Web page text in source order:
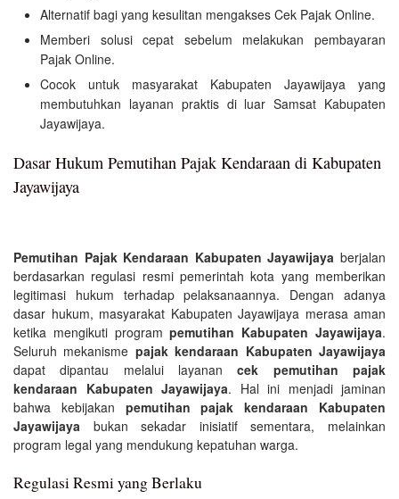
Alternatif bagi yang kesulitan mengakses Cek Pajak Online.
Memberi solusi cepat sebelum melakukan pembayaran
Pajak Online.
Cocok untuk masyarakat Kabupaten Jayawijaya yang
membutuhkan layanan praktis di luar Samsat Kabupaten
Jayawijaya.
Dasar Hukum Pemutihan Pajak Kendaraan di Kabupaten
Jayawijaya
Pemutihan Pajak Kendaraan Kabupaten Jayawijaya berjalan
berdasarkan regulasi resmi pemerintah kota yang memberikan
legitimasi hukum terhadap pelaksanaannya. Dengan adanya
dasar hukum, masyarakat Kabupaten Jayawijaya merasa aman
ketika mengikuti programpemutihan Kabupaten Jayawijaya.
Seluruh mekanisme pajak kendaraan Kabupaten Jayawijaya
dapat dipantau melalui layanancek pemutihan pajak
kendaraan Kabupaten Jayawijaya. Hal ini menjadi jaminan
bahwa kebijakan pemutihan pajak kendaraan Kabupaten
Jayawijaya bukan sekadar inisiatif sementara, melainkan
program legal yang mendukung kepatuhan warga.
Regulasi Resmi yang Berlaku